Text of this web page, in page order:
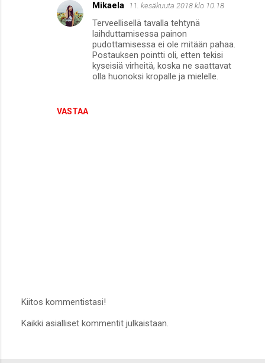
VASTAA
Mikaela 11. kesäkuuta 2018 klo 10.18
Terveellisellä tavalla tehtynä
laihduttamisessa painon
pudottamisessa ei ole mitään pahaa.
Postauksen pointti oli, etten tekisi
kyseisiä virheitä, koska ne saattavat
olla huonoksi kropalle ja mielelle.
ä
Kiitos kommentistasi!
Kaikki asialliset kommentit julkaistaan.